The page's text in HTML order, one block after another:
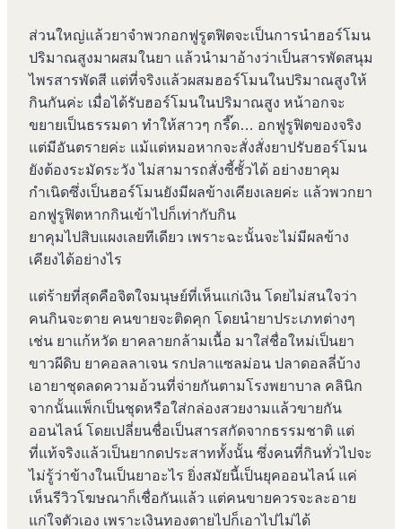
ส่วนใหญ่แล้วยาจำพวกอกฟูรูตฟิตจะเป็นการนำฮอร์โมน
ปริมาณสูงมาผสมในยา แล้วนำมาอ้างว่าเป็นสารพัดสนุม
ไพรสารพัดสี แต่ที่จริงแล้วผสมฮอร์โมนในปริมาณสูงให้
กินกันค่ะ เมื่อได้รับฮอร์โมนในปริมาณสูง หน้าอกจะ
ขยายเป็นธรรมดา ทำให้สาวๆ กรี๊ด… อกฟูรูฟิตของจริง
แต่มีอันตรายค่ะ แม้แต่หมอหากจะสั่งสั่งยาปรับฮอร์โมน
ยังต้องระมัดระวัง ไม่สามารถสั่งซี้ซั้วได้ อย่างยาคุม
กำเนิดซึ่งเป็นฮอร์โมนยังมีผลข้างเคียงเลยค่ะ แล้วพวกยา
อกฟูรูฟิตหากกินเข้าไปก็เท่ากับกิน
ยาคุมไปสิบแผงเลยทีเดียว เพราะฉะนั้นจะไม่มีผลข้าง
เคียงได้อย่างไร
แต่ร้ายที่สุดคือจิตใจมนุษย์ที่เห็นแก่เงิน โดยไม่สนใจว่า
คนกินจะตาย คนขายจะติดคุก โดยนำยาประเภทต่างๆ
เช่น ยาแก้หวัด ยาคลายกล้ามเนื้อ มาใส่ชื่อใหม่เป็นยา
ขาวผีดิบ ยาคอลลาเจน รกปลาแซลม่อน ปลาดอลลี่บ้าง
เอายาชุดลดความอ้วนที่จ่ายกันตามโรงพยาบาล คลินิก
จากนั้นแพ็กเป็นชุดหรือใส่กล่องสวยงามแล้วขายกัน
ออนไลน์ โดยเปลี่ยนชื่อเป็นสารสกัดจากธรรมชาติ แต่
ที่แท้จริงแล้วเป็นยากดประสาททั้งนั้น ซึ่งคนที่กินทั่วไปจะ
ไม่รู้ว่าข้างในเป็นยาอะไร ยิ่งสมัยนี้เป็นยุคออนไลน์ แค่
เห็นรีวิวโฆษณาก็เชื่อกันแล้ว แต่คนขายควรจะละอาย
แก่ใจตัวเอง เพราะเงินทองตายไปก็เอาไปไม่ได้